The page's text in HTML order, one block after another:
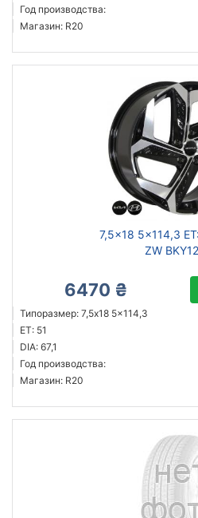
Год производства:
Магазин: R20
7,5x18 5x114,3
ZW
6470 ₴
Типоразмер: 7,5x18 5x114,3
ET: 51
DIA: 67,1
Год производства:
Магазин: R20